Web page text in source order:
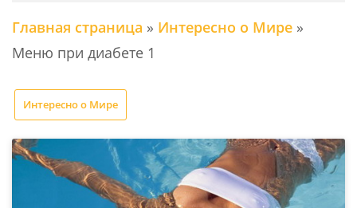
Главная страница » Интересно о Мире »
Меню при диабете 1
Интересно о Мире